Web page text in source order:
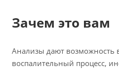
Зачем это вам
Анализы дают возможность
воспалительный процесс,